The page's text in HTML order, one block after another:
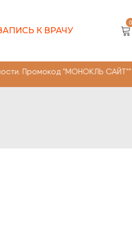
К ВРАЧУ
0
САЙТ"" -